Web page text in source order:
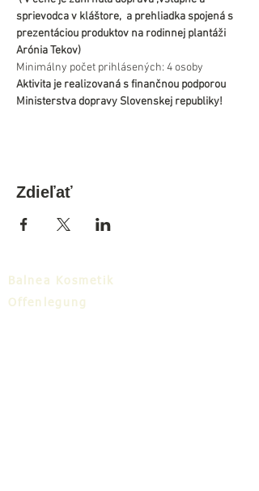
sprievodca v kláštore,  a prehliadka spojená s
prezentáciou produktov na rodinnej plantáži
Arónia Tekov)
Minimálny počet prihlásených: 4 osoby
Aktivita je realizovaná s finančnou podporou
Ministerstva dopravy Slovenskej republiky!
Zdieľať
Balnea Kosmetik
Offenlegung